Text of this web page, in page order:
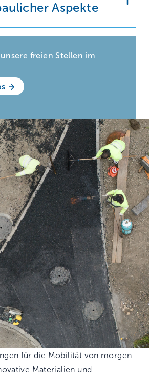
Aspekte
unsere freien Stellen im
für die Mobilität von morgen
Materialien und